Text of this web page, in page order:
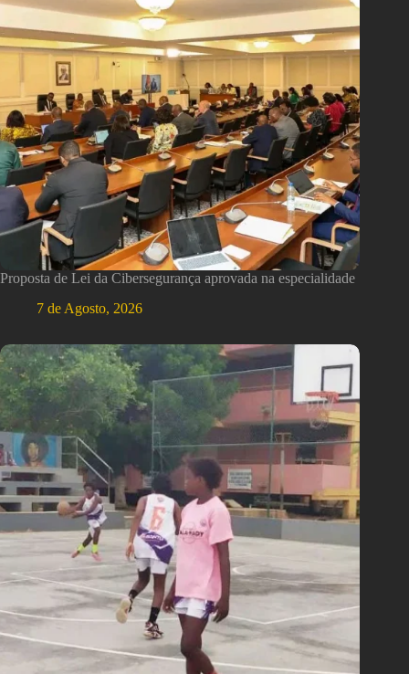
Proposta de Lei da Cibersegurança aprovada na especialidade
7 de Agosto, 2026